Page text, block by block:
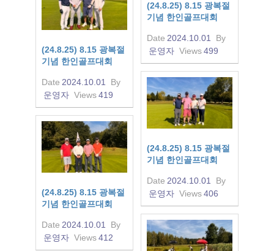
(24.8.25) 8.15 광복절
기념 한인골프대회
Date 2024.10.01
By
운영자 Views499
(24.8.25) 8.15 광복절
기념 한인골프대회
Date 2024.10.01
By
운영자 Views419
(24.8.25) 8.15 광복절
기념 한인골프대회
Date 2024.10.01
By
운영자 Views406
(24.8.25) 8.15 광복절
기념 한인골프대회
Date 2024.10.01
By
운영자 Views412